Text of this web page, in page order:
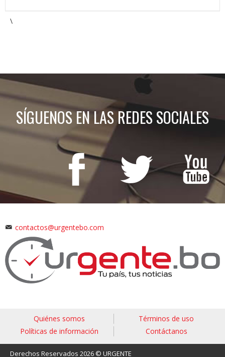
\
SÍGUENOS EN LAS REDES SOCIALES
contactos@urgentebo.com
Quiénes somos
Términos de uso
Políticas de información
Contáctanos
Derechos Reservados 2026 © URGENTE